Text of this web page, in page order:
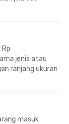
jenis atau
ranjang ukuran
masuk